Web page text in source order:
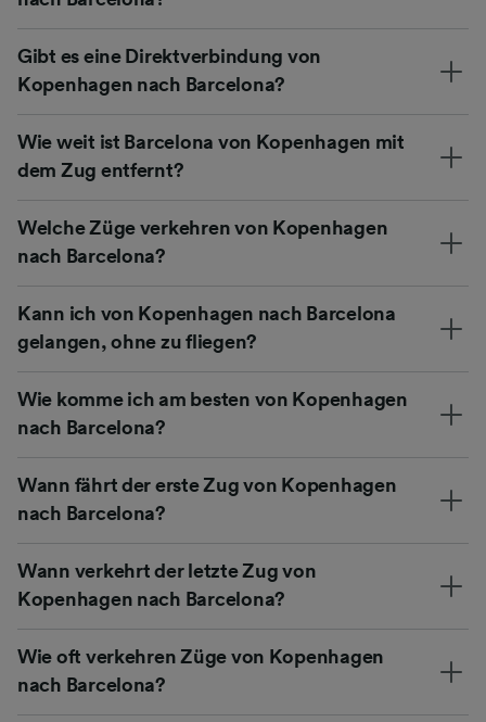
Gibt es eine Direktverbindung von
Kopenhagen nach Barcelona?
Wie weit ist Barcelona von Kopenhagen mit
dem Zug entfernt?
Welche Züge verkehren von Kopenhagen
nach Barcelona?
Kann ich von Kopenhagen nach Barcelona
gelangen, ohne zu fliegen?
Wie komme ich am besten von Kopenhagen
nach Barcelona?
Wann fährt der erste Zug von Kopenhagen
nach Barcelona?
Wann verkehrt der letzte Zug von
Kopenhagen nach Barcelona?
Wie oft verkehren Züge von Kopenhagen
nach Barcelona?